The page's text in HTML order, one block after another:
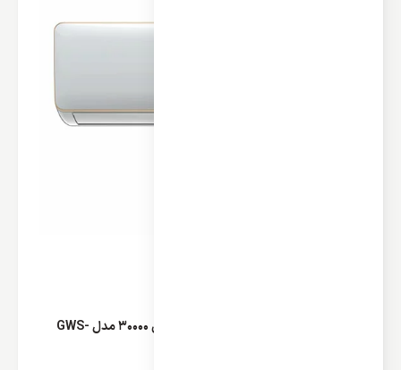
قدرت خنک کنندگی کولر گازی دیواری گرین 30000 مدل GWS-